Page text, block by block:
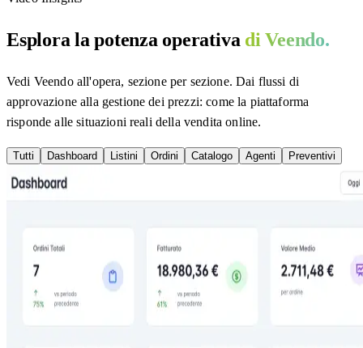
Esplora la potenza operativa di Veendo.
Vedi Veendo all'opera, sezione per sezione. Dai flussi di
approvazione alla gestione dei prezzi: come la piattaforma
risponde alle situazioni reali della vendita online.
Tutti Dashboard Listini Ordini Catalogo Agenti Preventivi